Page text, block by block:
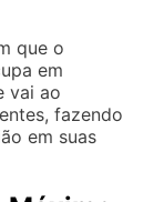
que o
em
vai ao
fazendo
em suas